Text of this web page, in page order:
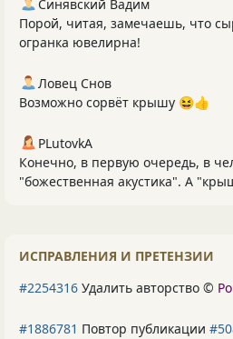
Синявский Вадим
Порой, читая, замечаешь, что
огранка ювелирна!
Ловец Снов
Возможно сорвёт крышу 😆👍
PLutоvkА
Конечно, в первую очередь, в
"божественная акустика". А
ИСПРАВЛЕНИЯ И ПРЕТЕНЗИИ
#2254316 Удалить авторство ©
#1886781 Повтор публикации